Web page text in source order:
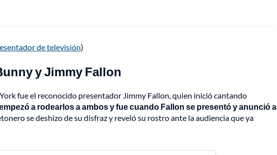
de televisión)
y Jimmy Fallon
fue el reconocido presentador Jimmy Fallon, quien inició cantando
a rodearlos a ambos y fue cuando Fallon se presentó y anunció a
se deshizo de su disfraz y reveló su rostro ante la audiencia que ya